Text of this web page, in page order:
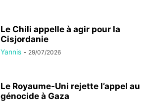
Le Chili appelle à agir pour la
Cisjordanie
Yannis - 29/07/2026
Le Royaume-Uni rejette l’appel au
génocide à Gaza